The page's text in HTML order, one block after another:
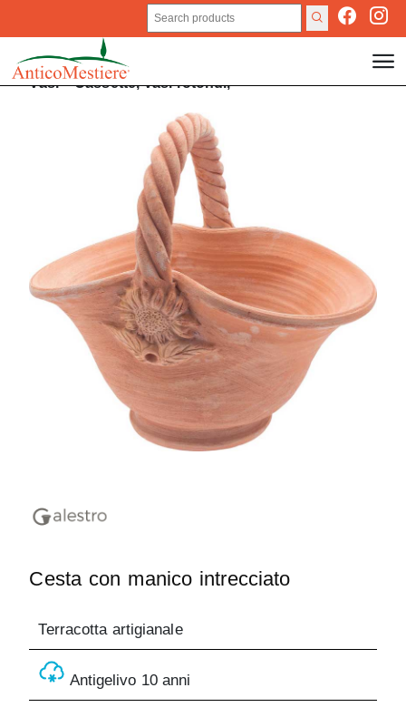
Vasi>Cassette,Vasi rotondi,
Cesta con manico intrecciato
Terracotta artigianale
Antigelivo 10 anni